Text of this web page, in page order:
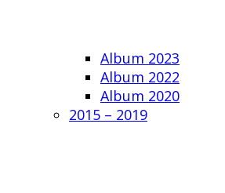
Album 2023
Album 2022
Album 2020
2015 – 2019